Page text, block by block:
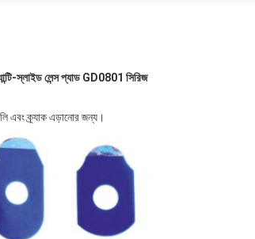
স্লাইড লেন্স প্যাড GD0801 সিরিজ
এবং ক্র্যাক এড়ানোর জন্য।